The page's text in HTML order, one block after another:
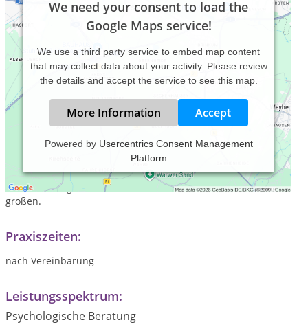
We need your consent to load the
Google Maps service!
We use a third party service to embed map content
that may collect data about your activity. Please review
the details and accept the service to see this map.
More Information Accept
Powered by Usercentrics Consent Management
Platform
DESIGN///SPIRIT///ART///COACHING/// Finde die richtige
Strategie für eine soziale und nachhaltige ZUKUNFT///
Unterstützung zum KREATIVEN WANDEL im kleinen, wie im
großen.
Praxiszeiten:
nach Vereinbarung
Leistungsspektrum:
Psychologische Beratung